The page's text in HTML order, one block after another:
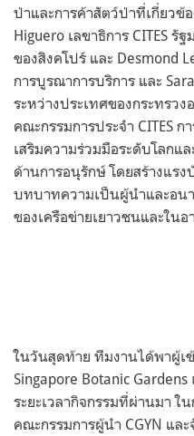
ป่าและการค้าสัตว์ป่าที่เกี่ยวข้
Higuero เลขาธิการ CITES
ของสิงคโปร์ และ Desmond
การบูรณาการบริการ และ
ระหว่างประเทศของกระทร
คณะกรรมการประจำ CITES
เสริมความร่วมมือระดับโลกแ
ด้านการอนุรักษ์ โดยสร้างแร
บทบาทความเป็นผู้นำและอน
ของเครือข่ายเยาวชนและใน
ในวันสุดท้าย ทีมงานได้พาผู้เ
Singapore Botanic
ระยะเวลากิจกรรมที่ผ่านมา ใ
คณะกรรมการผู้นำ CGYN แ